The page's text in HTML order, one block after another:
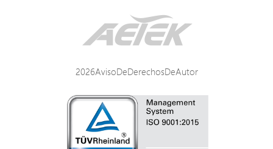
2026AvisoDeDerechosDeAutor